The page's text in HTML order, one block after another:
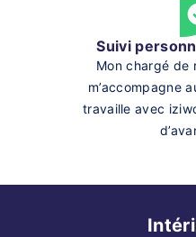
Suivi
Mon chargé de
m’accompagne
travaille avec